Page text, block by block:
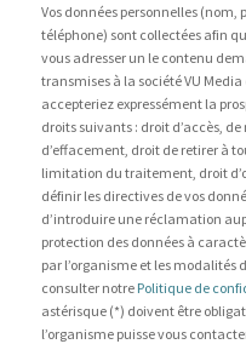
Vos données personnelles
téléphone) sont collectées afin
vous adresser un le contenu
transmises à la société VU
accepteriez expressément la
droits suivants : droit d’accès,
d’effacement, droit de retirer à
limitation du traitement, droit
définir les directives de vos
d’introduire une réclamation
protection des données à
par l’organisme et les modalités
consulter notre Politique de
astérisque (*) doivent être
l’organisme puisse vous